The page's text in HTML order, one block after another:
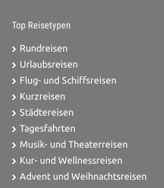
Top Reisetypen
Rundreisen
Urlaubsreisen
Flug- und Schiffsreisen
Kurzreisen
Städtereisen
Tagesfahrten
Musik- und Theaterreisen
Kur- und Wellnessreisen
Advent und Weihnachtsreisen